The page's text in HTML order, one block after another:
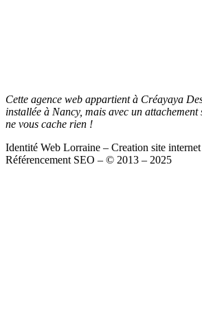
Cette agence web appartient à Créayaya
installée à Nancy, mais avec un attachement
ne vous cache rien !
Identité Web Lorraine – Creation site
Référencement SEO – © 2013 – 2025